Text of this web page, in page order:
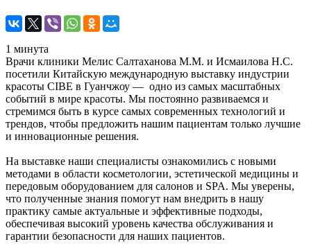
1 минута
Врачи клиники Мелис Салтаханова М.М. и Исмаилова Н.С.
посетили Китайскую международную выставку индустрии
красоты CIBE в Гуанчжоу — одно из самых масштабных
событий в мире красоты. Мы постоянно развиваемся и
стремимся быть в курсе самых современных технологий и
трендов, чтобы предложить нашим пациентам только лучшие
и инновационные решения.
На выставке наши специалисты ознакомились с новыми
методами в области косметологии, эстетической медицины и
передовым оборудованием для салонов и SPA. Мы уверены,
что полученные знания помогут нам внедрить в нашу
практику самые актуальные и эффективные подходы,
обеспечивая высокий уровень качества обслуживания и
гарантии безопасности для наших пациентов.